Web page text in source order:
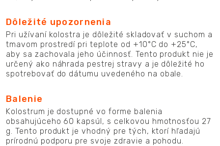
Dôležité upozornenia
Pri užívaní kolostra je dôležité skladovať v suchom a
tmavom prostredí pri teplote od +10°C do +25°C,
aby sa zachovala jeho účinnosť. Tento produkt nie je
určený ako náhrada pestrej stravy a je dôležité ho
spotrebovať do dátumu uvedeného na obale.
Balenie
Kolostrum je dostupné vo forme balenia
obsahujúceho 60 kapsúl, s celkovou hmotnosťou 27
g. Tento produkt je vhodný pre tých, ktorí hľadajú
prírodnú podporu pre svoje zdravie a pohodu.